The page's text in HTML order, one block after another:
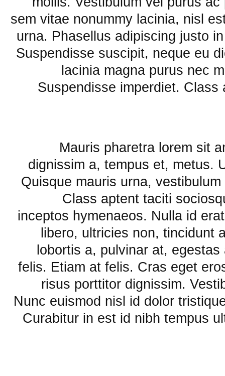
sem vitae nonummy lacinia, nisl
urna. Phasellus adipiscing justo
Suspendisse suscipit, neque eu
lacinia magna purus nec
Suspendisse imperdiet.
Mauris pharetra lorem sit
dignissim a, tempus et, metus.
Quisque mauris urna,
Class aptent taciti
inceptos hymenaeos. Nulla id
libero, ultricies non, tincidunt
lobortis a, pulvinar at,
felis. Etiam at felis. Cras eget
risus porttitor dignissim.
Nunc euismod nisl id dolor
Curabitur in est id nibh tempus